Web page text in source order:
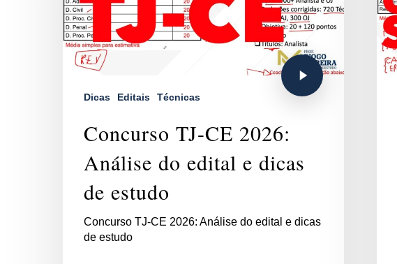
Dicas Editais Técnicas
Concurso TJ-CE 2026:
Análise do edital e dicas
de estudo
Concurso TJ-CE 2026: Análise do edital e dicas
de estudo